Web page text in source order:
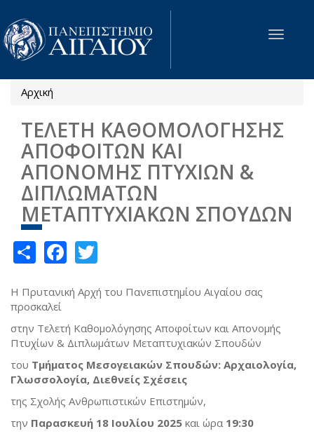
Παράκαμψη προς το κυρίως περιεχόμενο
Toggle
Είστε εδώ
Αρχική
ΤΕΛΕΤΗ ΚΑΘΟΜΟΛΟΓΗΣΗΣ
ΑΠΟΦΟΙΤΩΝ ΚΑΙ
ΑΠΟΝΟΜΗΣ ΠΤΥΧΙΩΝ &
ΔΙΠΛΩΜΑΤΩΝ
ΜΕΤΑΠΤΥΧΙΑΚΩΝ ΣΠΟΥΔΩΝ
ShareFacebook
Η Πρυτανική Αρχή του Πανεπιστημίου Αιγαίου σας
προσκαλεί
στην Τελετή Καθομολόγησης Αποφοίτων και Απονομής
Πτυχίων & Διπλωμάτων Μεταπτυχιακών Σπουδών
του Τμήματος Μεσογειακών Σπουδών: Αρχαιολογία,
Γλωσσολογία, Διεθνείς Σχέσεις
της Σχολής Ανθρωπιστικών Επιστημών,
την Παρασκευή 18 Ιουλίου 2025 και ώρα 19:30